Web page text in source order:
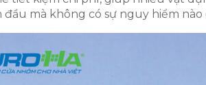
đầu mà không có sự nguy hiểm nào